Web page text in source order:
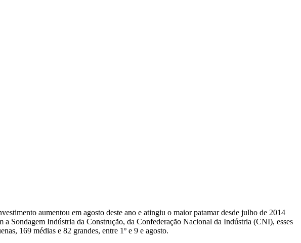
aumentou em agosto deste ano e atingiu o maior patamar desde julho de 2014
Sondagem Indústria da Construção, da Confederação Nacional da Indústria (CNI), esses
169 médias e 82 grandes, entre 1º e 9 e agosto.